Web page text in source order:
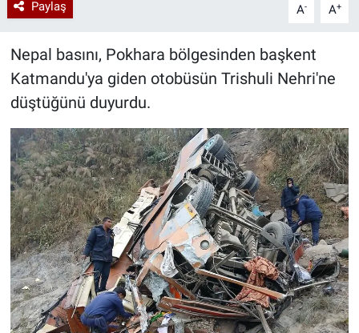
Paylaş A- A+
Nepal basını, Pokhara bölgesinden başkent
Katmandu'ya giden otobüsün Trishuli Nehri'ne
düştüğünü duyurdu.